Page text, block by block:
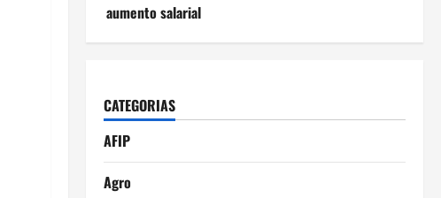
aumento salarial
CATEGORIAS
AFIP
Agro